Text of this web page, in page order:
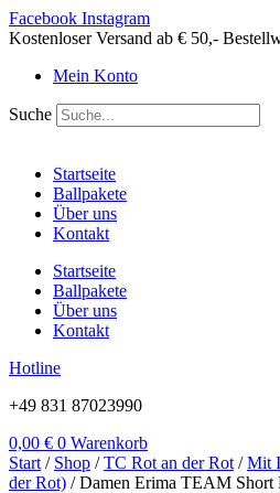
Zum
Inhalt
Facebook Instagram
Kostenloser Versand ab € 50,-
Mein Konto
Suche
Startseite
Ballpakete
Über uns
Kontakt
Startseite
Ballpakete
Über uns
Kontakt
Hotline
+49 831 87023990
0,00 € 0 Warenkorb
Start / Shop /TC Rot an der Rot /Mit
der Rot) / Damen Erima TEAM Short